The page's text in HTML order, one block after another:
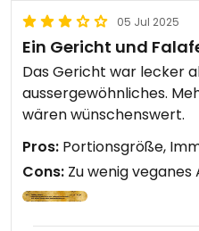
05 Jul 2025
Ein Gericht und
Das Gericht war lecker
aussergewöhnliches.
wären wünschenswert.
Pros: Portionsgröße,
Cons: Zu wenig veganes